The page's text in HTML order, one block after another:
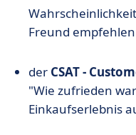
Freund
der CSAT -
"Wie zufrieden
Einkaufserlebnis